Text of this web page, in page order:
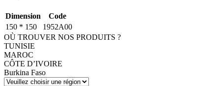
Dimension
Code
150 * 150
1952A00
OÙ TROUVER NOS PRODUITS ?
TUNISIE
MAROC
CÔTE D’IVOIRE
Burkina Faso